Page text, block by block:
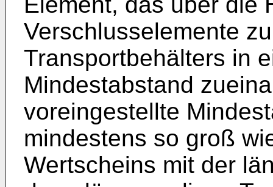
Verschlusselemente
Transportbehälters in
Mindestabstand
voreingestellte
mindestens so groß
Wertscheins mit der